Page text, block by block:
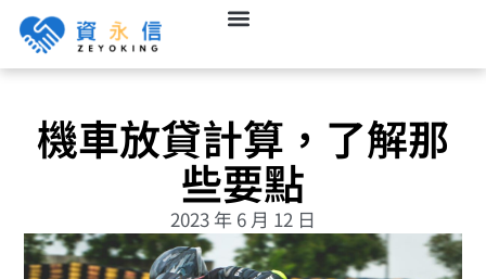
機車放貸計算，了解那
些要點
2023 年 6 月 12 日